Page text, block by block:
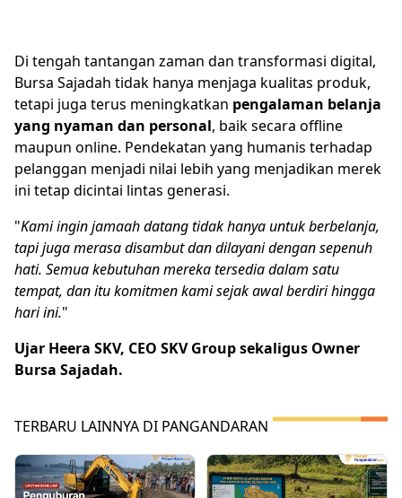
Di tengah tantangan zaman dan transformasi digital,
Bursa Sajadah tidak hanya menjaga kualitas produk,
tetapi juga terus meningkatkan pengalaman belanja
yang nyaman dan personal, baik secara offline
maupun online. Pendekatan yang humanis terhadap
pelanggan menjadi nilai lebih yang menjadikan merek
ini tetap dicintai lintas generasi.
"Kami ingin jamaah datang tidak hanya untuk berbelanja,
tapi juga merasa disambut dan dilayani dengan sepenuh
hati. Semua kebutuhan mereka tersedia dalam satu
tempat, dan itu komitmen kami sejak awal berdiri hingga
hari ini."
Ujar Heera SKV, CEO SKV Group sekaligus Owner
Bursa Sajadah.
TERBARU LAINNYA DI PANGANDARAN